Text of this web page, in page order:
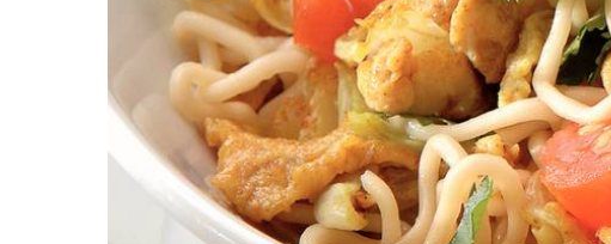
bakjecherrytomaten
4 ketjap manis
1 bakjekoriander